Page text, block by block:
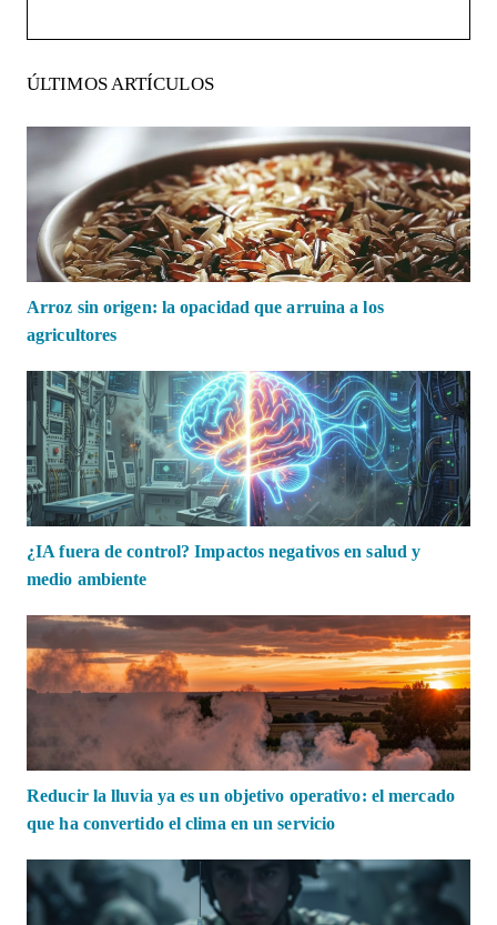
ÚLTIMOS ARTÍCULOS
Arroz sin origen: la opacidad que arruina a los
agricultores
¿IA fuera de control? Impactos negativos en salud y
medio ambiente
Reducir la lluvia ya es un objetivo operativo: el mercado
que ha convertido el clima en un servicio